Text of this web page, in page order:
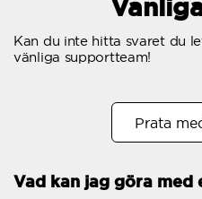
Antal samtidiga
Antal subdomäner
Kan du inte hitta svaret du
vänliga supportteam!
Prata
Vad kan jag göra med